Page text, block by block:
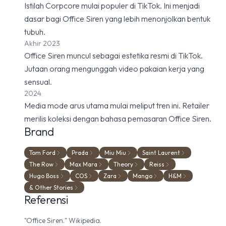
Istilah Corpcore mulai populer di TikTok. Ini menjadi
dasar bagi Office Siren yang lebih menonjolkan bentuk
tubuh.
Akhir 2023
Office Siren muncul sebagai estetika resmi di TikTok.
Jutaan orang mengunggah video pakaian kerja yang
sensual.
2024
Media mode arus utama mulai meliput tren ini. Retailer
merilis koleksi dengan bahasa pemasaran Office Siren.
Brand
Tom Ford Prada Miu Miu
Saint Laurent
The Row
Max Mara Theory
Reiss
Hugo Boss
COS Zara Mango
H&M
& Other Stories
Referensi
"Office Siren." Wikipedia.